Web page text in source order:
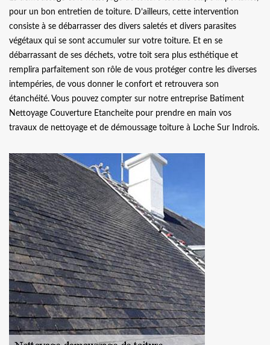
pour un bon entretien de toiture. D’ailleurs, cette intervention
consiste à se débarrasser des divers saletés et divers parasites
végétaux qui se sont accumuler sur votre toiture. Et en se
débarrassant de ses déchets, votre toit sera plus esthétique et
remplira parfaitement son rôle de vous protéger contre les diverses
intempéries, de vous donner le confort et retrouvera son
étanchéité. Vous pouvez compter sur notre entreprise Batiment
Nettoyage Couverture Etancheite pour prendre en main vos
travaux de nettoyage et de démoussage toiture à Loche Sur Indrois.